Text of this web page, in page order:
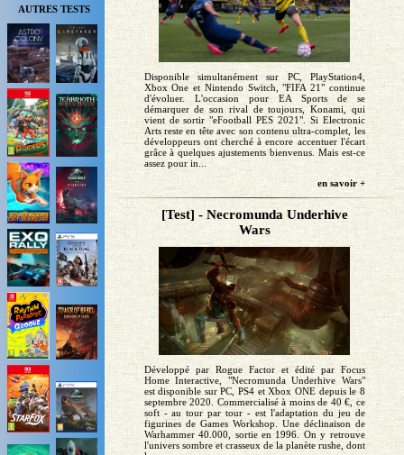
AUTRES TESTS
Disponible simultanément sur PC, PlayStation4,
Xbox One et Nintendo Switch, "FIFA 21" continue
d'évoluer. L'occasion pour EA Sports de se
démarquer de son rival de toujours, Konami, qui
vient de sortir "eFootball PES 2021". Si Electronic
Arts reste en tête avec son contenu ultra-complet, les
développeurs ont cherché à encore accentuer l'écart
grâce à quelques ajustements bienvenus. Mais est-ce
assez pour in...
en savoir +
[Test] - Necromunda Underhive
Wars
Développé par Rogue Factor et édité par Focus
Home Interactive, "Necromunda Underhive Wars"
est disponible sur PC, PS4 et Xbox ONE depuis le 8
septembre 2020. Commercialisé à moins de 40 €, ce
soft - au tour par tour - est l'adaptation du jeu de
figurines de Games Workshop. Une déclinaison de
Warhammer 40.000, sortie en 1996. On y retrouve
l'univers sombre et crasseux de la planète rushe, dont